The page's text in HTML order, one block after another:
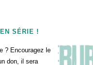
SÉRIE !
? Encouragez le
don, il sera